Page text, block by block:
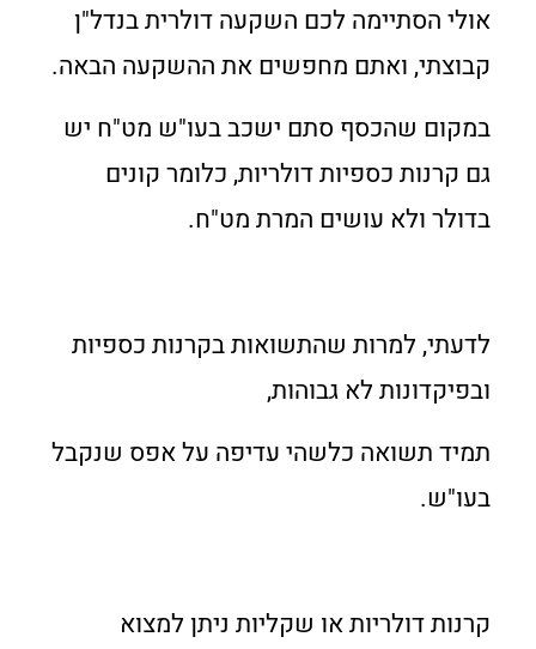
אולי הסתיימה לכם השקעה דולרית בנדל"ן
קבוצתי, ואתם מחפשים את ההשקעה הבאה.
במקום שהכסף סתם ישכב בעו"ש מט"ח יש
גם קרנות כספיות דולריות, כלומר קונים
בדולר ולא עושים המרת מט"ח.
לדעתי, למרות שהתשואות בקרנות כספיות
ובפיקדונות לא גבוהות,
תמיד תשואה כלשהי עדיפה על אפס שנקבל
בעו"ש.
קרנות דולריות או שקליות ניתן למצוא